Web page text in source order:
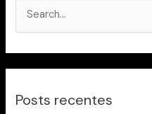
u
Posts recentes